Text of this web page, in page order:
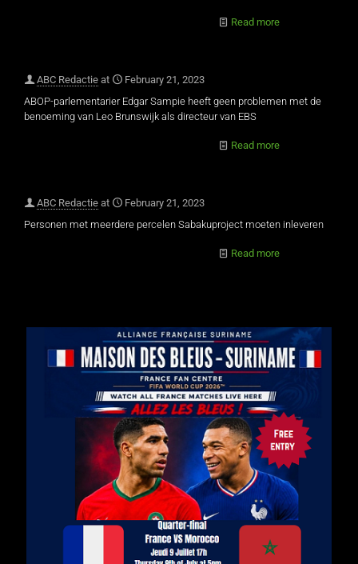
Read more
ABC Redactie at
February 21, 2023
ABOP-parlementarier Edgar Sampie heeft geen problemen met de
benoeming van Leo Brunswijk als directeur van EBS
Read more
ABC Redactie at
February 21, 2023
Personen met meerdere percelen Sabakuproject moeten inleveren
Read more